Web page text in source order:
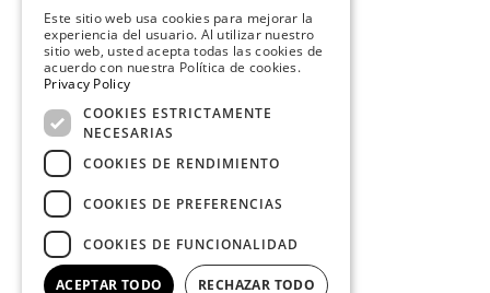
SPANISH
DUTCH
Este sitio web usa cookies para mejorar la
experiencia del usuario. Al utilizar nuestro
sitio web, usted acepta todas las cookies de
acuerdo con nuestra Política de cookies.
Privacy Policy
COOKIES ESTRICTAMENTE
NECESARIAS
COOKIES DE RENDIMIENTO
COOKIES DE PREFERENCIAS
COOKIES DE FUNCIONALIDAD
ACEPTAR TODO RECHAZAR TODO